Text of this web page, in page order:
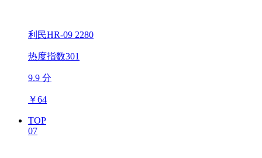
利民HR-09 2280
热度指数301
9.9 分
￥64
TOP
07